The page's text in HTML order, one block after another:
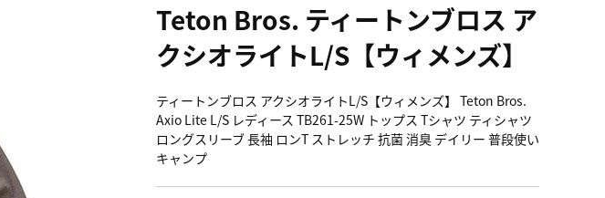
Teton Bros. ティートンブロス ア
クシオライトL/S【ウィメンズ】
ティートンブロス アクシオライトL/S【ウィメンズ】 Teton Bros.
Axio Lite L/S レディース TB261-25W トップス Tシャツ ティシャツ
ロングスリーブ 長袖 ロンT ストレッチ 抗菌 消臭 デイリー 普段使い
キャンプ